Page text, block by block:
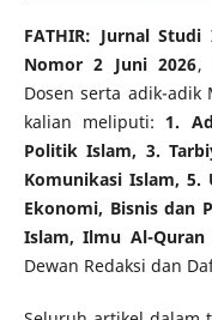
FATHIR: Jurnal Studi
Nomor 2 Juni 2026,
Dosen serta adik-
kalian meliputi:1.
Politik Islam, 3.
Komunikasi Islam, 5.
Ekonomi, Bisnis dan
Islam, Ilmu Al-Quran
Dewan Redaksi dan